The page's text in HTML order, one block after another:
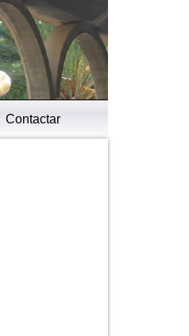
Contactar